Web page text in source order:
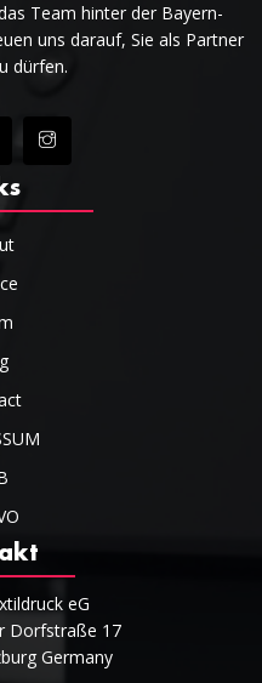
Team hinter der Bayern-
uns darauf, Sie als Partner
dürfen.
eG
Dorfstraße 17
Germany